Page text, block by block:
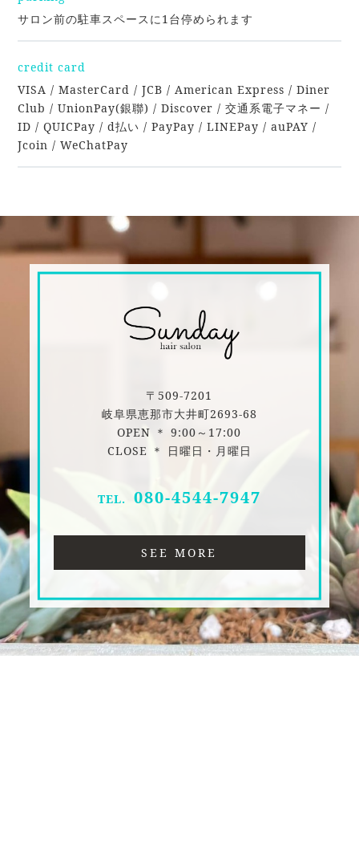
サロン前の駐車スペースに1台停められます
credit card
VISA / MasterCard / JCB / American Express / Diner
Club / UnionPay(銀聯) / Discover / 交通系電子マネー /
ID / QUICPay / d払い / PayPay / LINEPay / auPAY /
Jcoin / WeChatPay
〒509-7201
岐阜県恵那市大井町2693-68
OPEN ＊ 9:00～17:00
CLOSE ＊ 日曜日・月曜日
TEL. 080-4544-7947
SEE MORE